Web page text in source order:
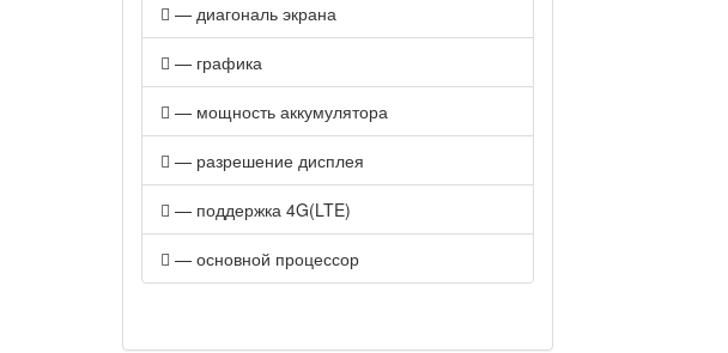
— диагональ экрана
— графика
— мощность аккумулятора
— разрешение дисплея
— поддержка 4G(LTE)
— основной процессор